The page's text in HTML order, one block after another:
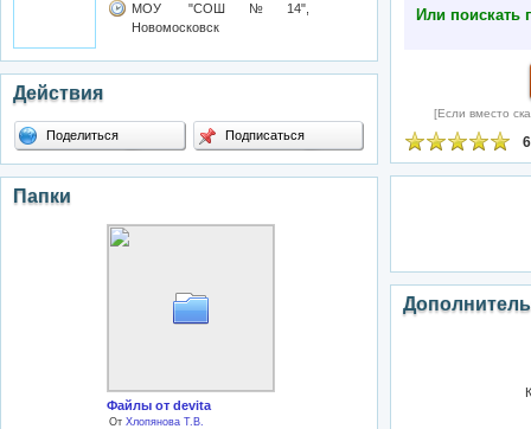
МОУ "СОШ№14",
Новомосковск
Действия
Поделиться Подписаться
Папки
Файлы от devita
От Хлопянова Т.В.
Или поискать
[Если вместо